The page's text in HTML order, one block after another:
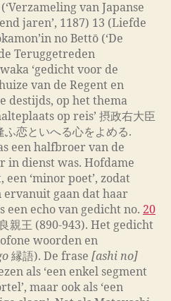
(‘Verzameling van Japanse
jaren’, 1187) 13 (Liefde
no Bettō (‘De
Teruggetreden
‘gedicht voor de
van de Regent en
destijds, op het thema
op reis’ 摂政右大臣
恋といへる心をよめる.
een halfbroer van de
dienst was. Hofdame
een ‘minor poet’, zodat
gaan dat haar
een echo van gedicht no. 20
親王 (890-943). Het gedicht
woorden en
縁語). De frase [ashi no]
als ‘een enkel segment
maar ook als ‘een